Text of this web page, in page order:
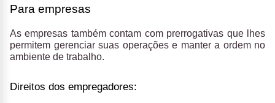
Para empresas
As empresas também contam com prerrogativas que lhes
permitem gerenciar suas operações e manter a ordem no
ambiente de trabalho.
Direitos dos empregadores: